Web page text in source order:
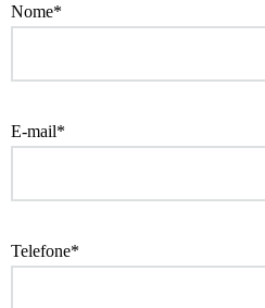
Nome*
E-mail*
Telefone*